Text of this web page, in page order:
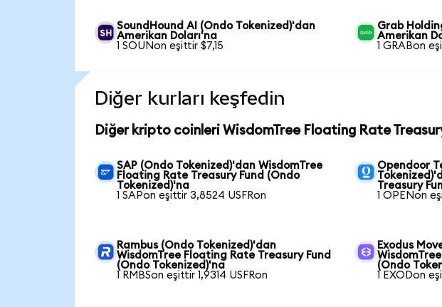
SoundHound AI (Ondo Tokenized)'dan
Amerikan Doları'na
1 SOUNon eşittir $7,15
Grab
Amerikan
1 GRABon
Diğer kurları keşfedin
Diğer kripto coinleri WisdomTree Floating Rate
SAP (Ondo Tokenized)'dan WisdomTree
Floating Rate Treasury Fund (Ondo
Tokenized)'na
1 SAPon eşittir 3,8524 USFRon
Opendoor
Treasury
1 OPENon
Rambus (Ondo Tokenized)'dan
WisdomTree Floating Rate Treasury Fund
(Ondo Tokenized)'na
1 RMBSon eşittir 1,9314 USFRon
Exodus
(Ondo
1 EXODon